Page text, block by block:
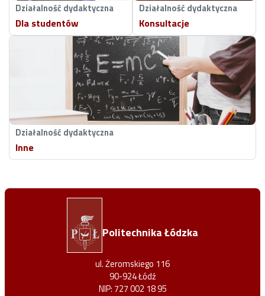
Działalność dydaktyczna
Dla studentów
Działalność dydaktyczna
Konsultacje
Działalność dydaktyczna
Inne
Politechnika Łódzka
ul. Żeromskiego 116
90-924 Łódź
NIP: 727 002 18 95